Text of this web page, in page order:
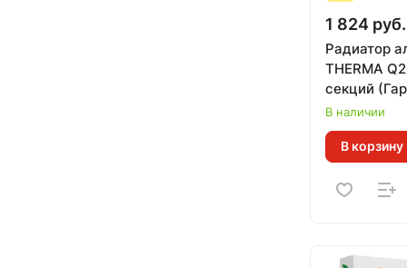
1 824 руб.
Радиатор
THERMA
секций
Тепл. 0,131
В наличии
В корзину